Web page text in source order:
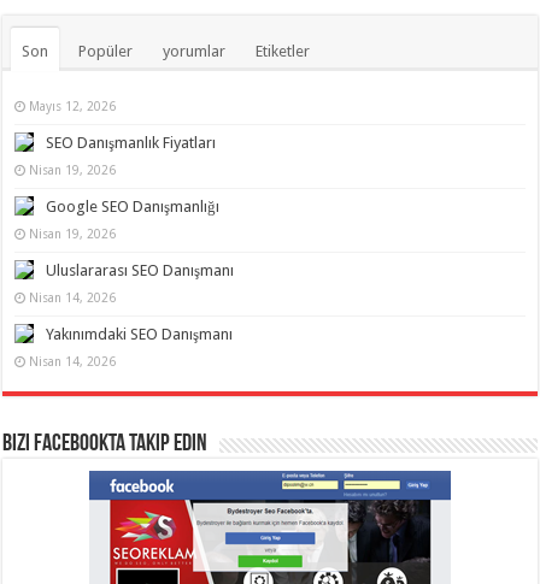
Son Popüler yorumlar Etiketler
Mayıs 12, 2026
SEO Danışmanlık Fiyatları
Nisan 19, 2026
Google SEO Danışmanlığı
Nisan 19, 2026
Uluslararası SEO Danışmanı
Nisan 14, 2026
Yakınımdaki SEO Danışmanı
Nisan 14, 2026
Bizi Facebookta Takip Edin